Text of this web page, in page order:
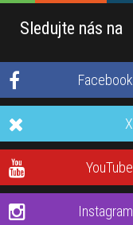
Sledujte nás na
Facebook
X
YouTube
Instagram